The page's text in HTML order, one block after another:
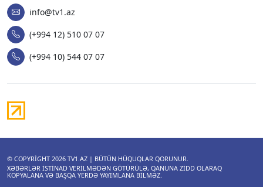
info@tv1.az
(+994 12) 510 07 07
(+994 10) 544 07 07
© COPYRIGHT 2026 TV1.AZ | BÜTÜN HÜQUQLAR QORUNUR.
XƏBƏRLƏR ISTINAD VERILMƏDƏN GÖTÜRÜLƏ, QANUNA ZIDD OLARAQ
KOPYALANA VƏ BAŞQA YERDƏ YAYIMLANA BILMƏZ.